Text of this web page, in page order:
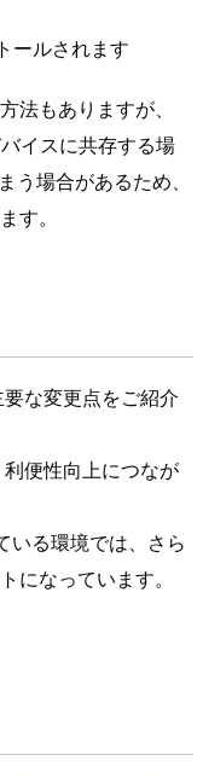
ールされます
法もありますが、
イスに共存する場
場合があるため、
す。
な変更点をご紹介
便性向上につなが
いる環境では、さら
になっています。